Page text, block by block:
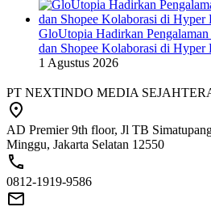
GloUtopia Hadirkan
dan Shopee Kolaborasi di Hyper
1 Agustus 2026
PT NEXTINDO MEDIA
AD Premier 9th floor, Jl TB
Minggu, Jakarta Selatan 12550
0812-1919-9586